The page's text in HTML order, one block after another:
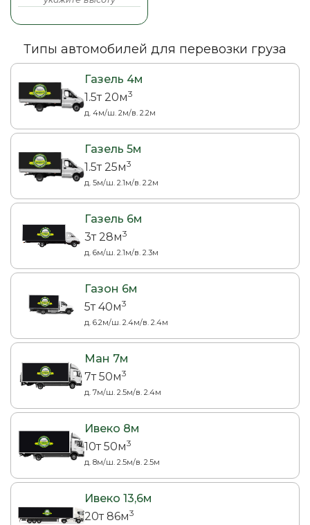
Типы автомобилей для перевозки груза
Газель 4м
1.5т 20м3
д. 4м/ш. 2м/в. 2.2м
Газель 5м
1.5т 25м3
д. 5м/ш. 2.1м/в. 2.2м
Газель 6м
3т 28м3
д. 6м/ш. 2.1м/в. 2.3м
Газон 6м
5т 40м3
д. 6.2м/ш. 2.4м/в. 2.4м
Ман 7м
7т 50м3
д. 7м/ш. 2.5м/в. 2.4м
Ивеко 8м
10т 50м3
д. 8м/ш. 2.5м/в. 2.5м
Ивеко 13,6м
20т 86м3